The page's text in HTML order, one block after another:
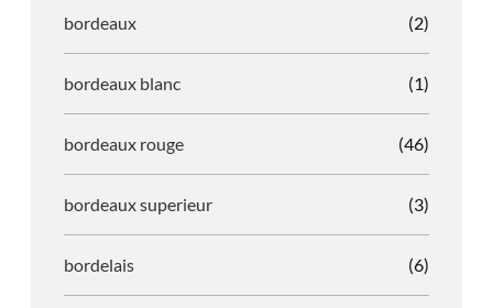
bordeaux (2)
bordeaux blanc (1)
bordeaux rouge (46)
bordeaux superieur (3)
bordelais (6)